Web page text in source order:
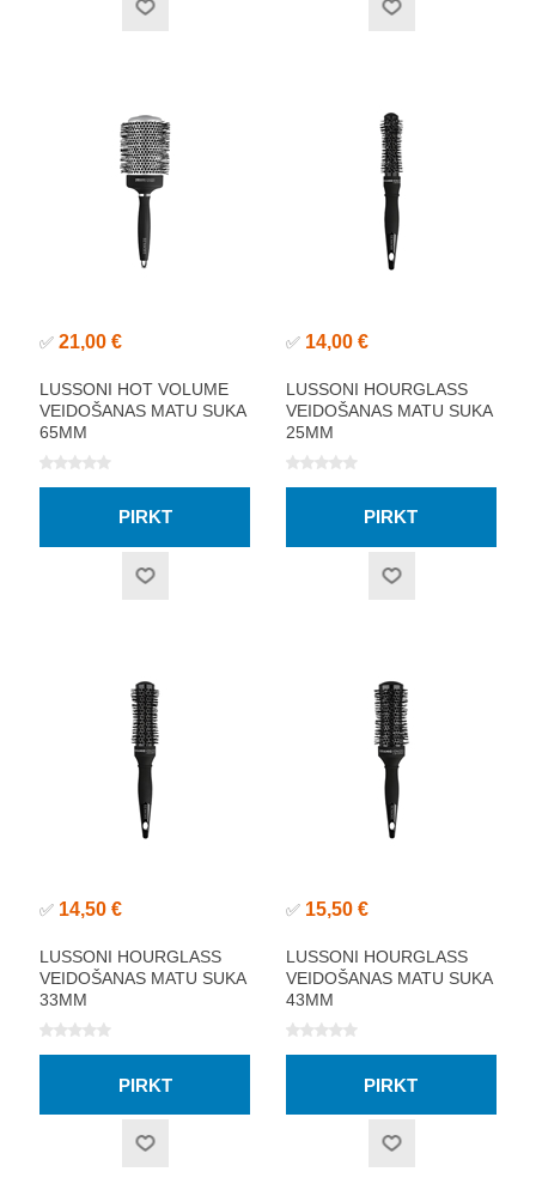
✅ 21,00 €
LUSSONI HOT VOLUME
VEIDOŠANAS MATU SUKA
65MM
✅ 14,00 €
LUSSONI HOURGLASS
VEIDOŠANAS MATU SUKA
25MM
✅ 14,50 €
LUSSONI HOURGLASS
VEIDOŠANAS MATU SUKA
33MM
✅ 15,50 €
LUSSONI HOURGLASS
VEIDOŠANAS MATU SUKA
43MM